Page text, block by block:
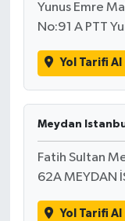
Yunus Emre
No:91 A PTT
Yol Tarifi Al
Meydan
Fatih Sultan
62A MEYDAN
Yol Tarifi Al